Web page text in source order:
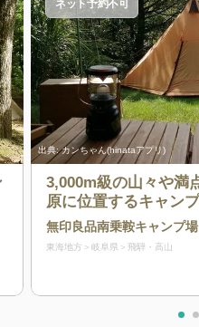
出典:カンちゃん(hinataアプリ)
ネット予約不可
3,000m級の山々や満
原に位置するキャン
無印良品南乗鞍キャンプ場
東海地方 岐阜県 飛騨・高山